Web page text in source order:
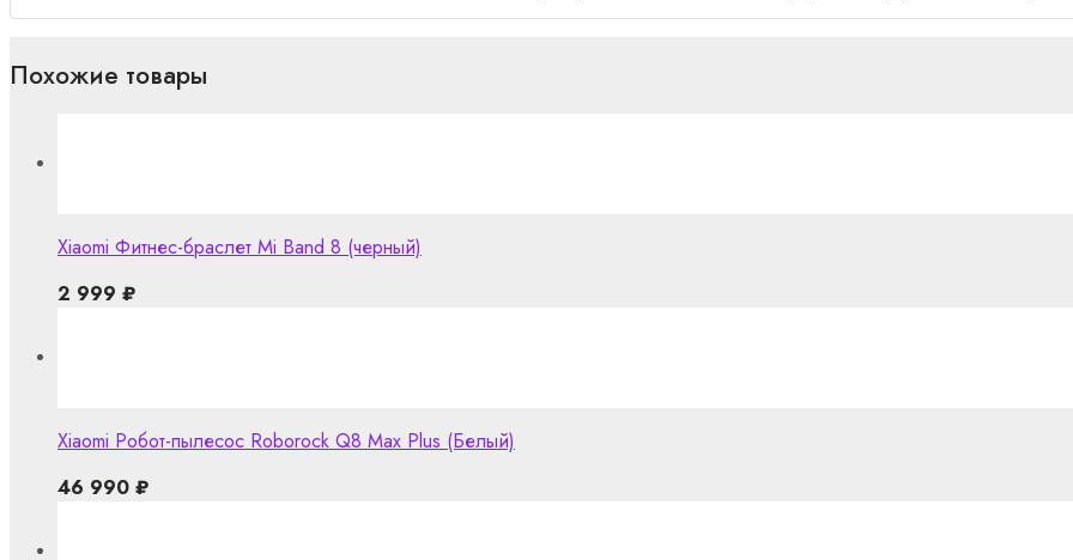
Похожие товары
Xiaomi Фитнес-браслет Mi Band 8 (черный)
2 999 ₽
Xiaomi Робот-пылесос Roborock Q8 Max Plus (Белый)
46 990 ₽